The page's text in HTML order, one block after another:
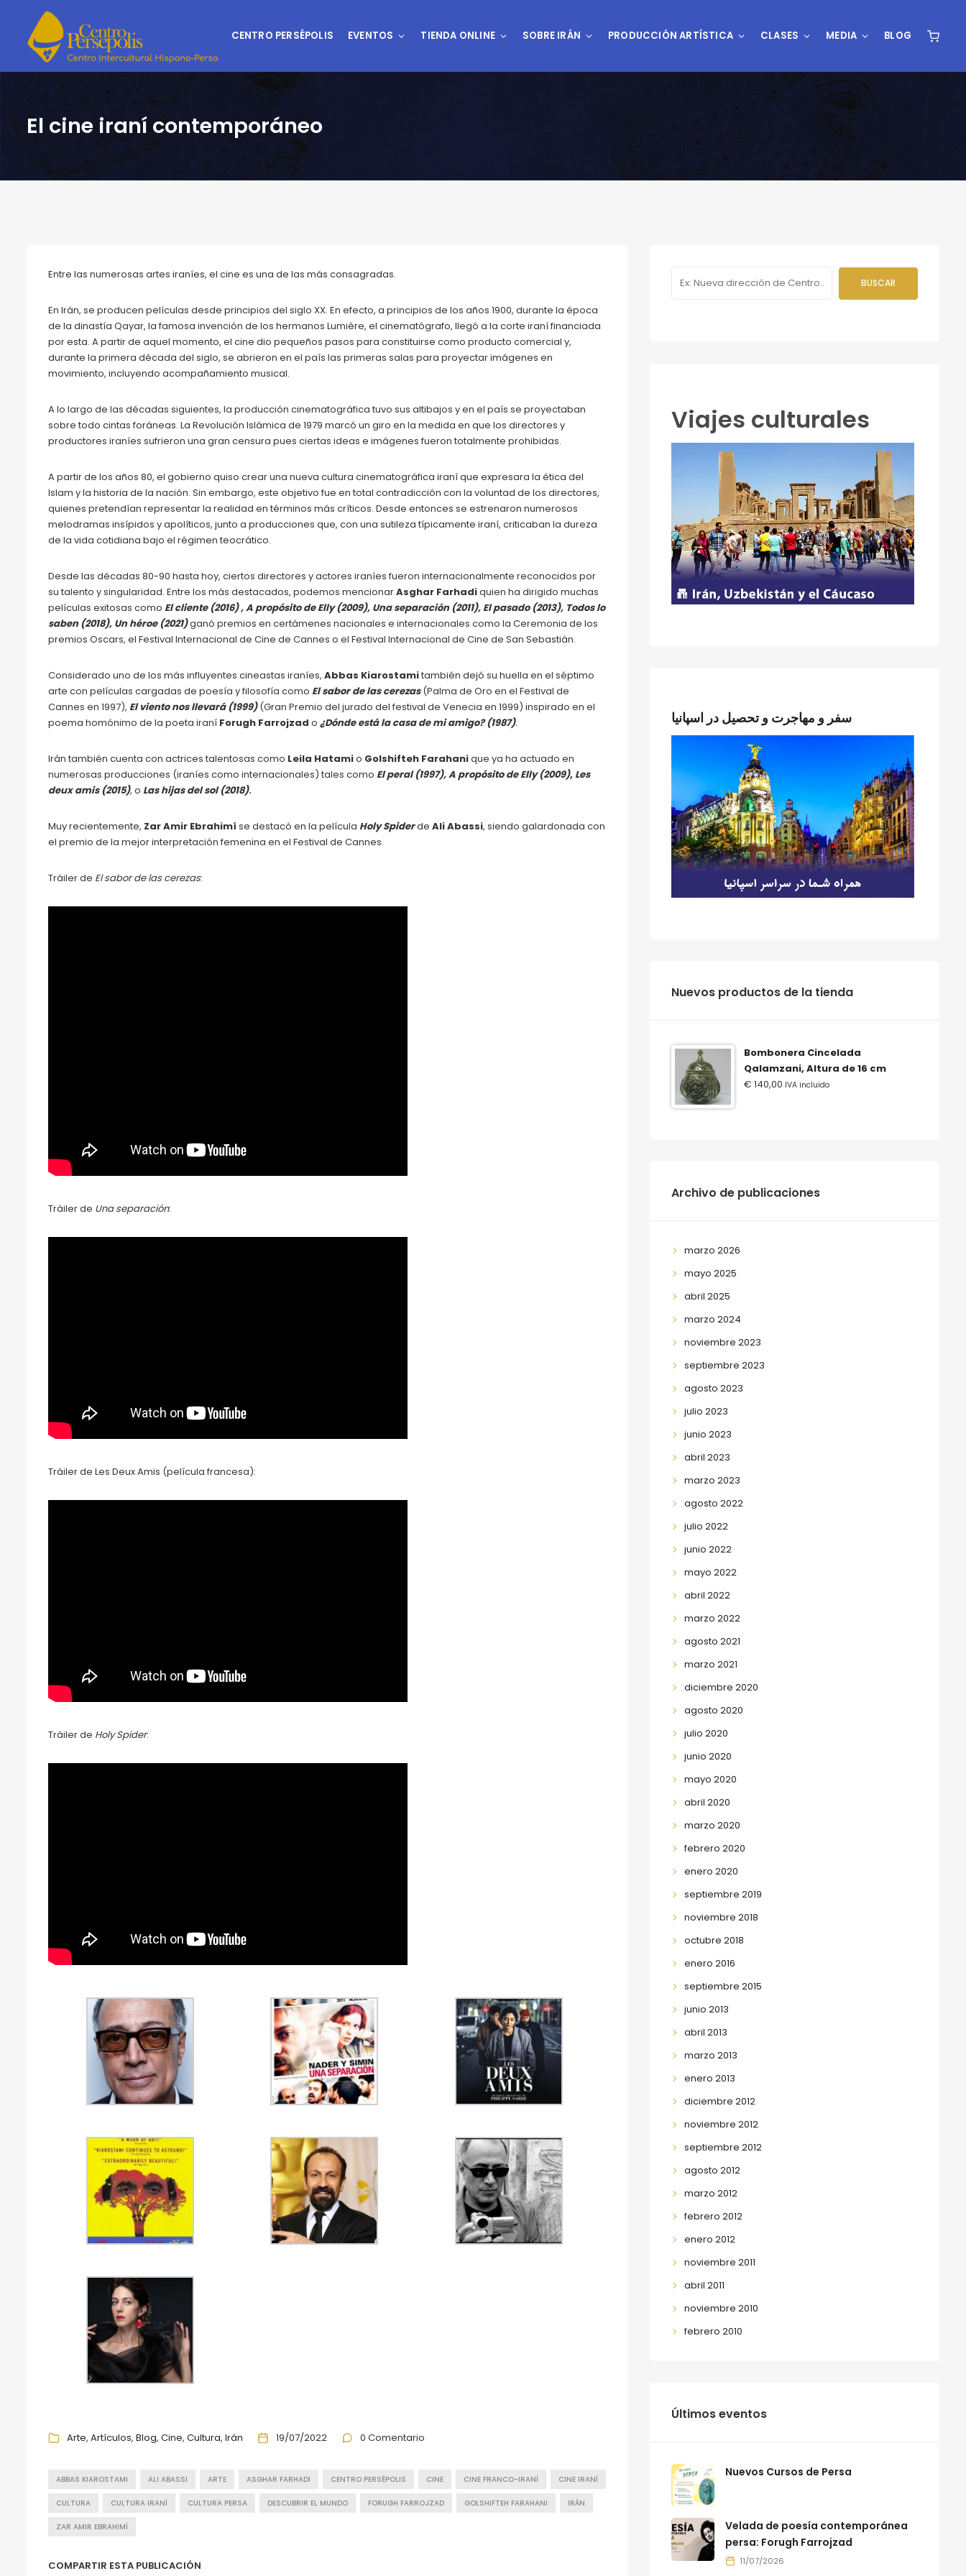
CENTRO PERSÉPOLIS EVENTOS TIENDA ONLINE SOBRE IRÁN PRODUCCIÓN ARTÍSTICA CLASES MEDIA BLOG
El cine iraní contemporáneo
Entre las numerosas artes iraníes, el cine es una de las más consagradas.
En Irán, se producen películas desde principios del siglo XX. En efecto, a principios de los años 1900, durante la época
de la dinastía Qayar, la famosa invención de los hermanos Lumière, el cinematógrafo, llegó a la corte iraní financiada
por esta. A partir de aquel momento, el cine dio pequeños pasos para constituirse como producto comercial y,
durante la primera década del siglo, se abrieron en el país las primeras salas para proyectar imágenes en
movimiento, incluyendo acompañamiento musical.
A lo largo de las décadas siguientes, la producción cinematográfica tuvo sus altibajos y en el país se proyectaban
sobre todo cintas foráneas. La Revolución Islámica de 1979 marcó un giro en la medida en que los directores y
productores iraníes sufrieron una gran censura pues ciertas ideas e imágenes fueron totalmente prohibidas.
A partir de los años 80, el gobierno quiso crear una nueva cultura cinematográfica iraní que expresara la ética del
Islam y la historia de la nación. Sin embargo, este objetivo fue en total contradicción con la voluntad de los directores,
quienes pretendían representar la realidad en términos más críticos. Desde entonces se estrenaron numerosos
melodramas insípidos y apolíticos, junto a producciones que, con una sutileza típicamente iraní, criticaban la dureza
de la vida cotidiana bajo el régimen teocrático.
Desde las décadas 80-90 hasta hoy, ciertos directores y actores iraníes fueron internacionalmente reconocidos por
su talento y singularidad. Entre los más destacados, podemos mencionarAsghar Farhadiquien ha dirigido muchas
películas exitosas como El cliente (2016) ,A propósito de Elly (2009), Una separación (2011), El pasado (2013), Todos lo
saben (2018), Un héroe (2021)ganó premios en certámenes nacionales e internacionales como la Ceremonia de los
premios Oscars, el Festival Internacional de Cine de Cannes o el Festival Internacional de Cine de San Sebastián.
Considerado uno de los más influyentes cineastas iraníes, Abbas Kiarostamitambién dejó su huella en el séptimo
arte con películas cargadas de poesía y filosofía como El sabor de las cerezas(Palma de Oro en el Festival de
Cannes en 1997), El viento nos llevará (1999) (Gran Premio del jurado del festival de Venecia en 1999) inspirado en el
poema homónimo de la poeta iraní Forugh Farrojzad o ¿Dónde está la casa de mi amigo? (1987).
Irán también cuenta con actrices talentosas como Leila Hatamio Golshifteh Farahanique ya ha actuado en
numerosas producciones (iraníes como internacionales) tales como El peral (1997),A propósito de Elly (2009), Les
deux amis (2015),o Las hijas del sol (2018).
Muy recientemente, Zar Amir Ebrahimí se destacó en la película Holy Spiderde Ali Abassi, siendo galardonada con
el premio de la mejor interpretación femenina en el Festival de Cannes.
Tráiler de El sabor de las cerezas:
Tráiler de Una separación:
Tráiler de Les Deux Amis (película francesa):
Tráiler de Holy Spider:
Arte Artículos Blog Cine Cultura Irán 19/07/2022 0 Comentario
ABBAS KIAROSTAMI ALI ABASSI ARTE ASGHAR FARHADI CENTRO PERSÉPOLIS CINE CINE FRANCO-IRANÍ CINE IRANÍ
CULTURA CULTURA IRANÍ CULTURA PERSA DESCUBRIR EL MUNDO FORUGH FARROJZAD GOLSHIFTEH FARAHANI IRÁN
ZAR AMIR EBRAHIMÍ
COMPARTIR ESTA PUBLICACIÓN
Viajes culturales
سفر و مهاجرت و تحصیل در اسپانیا
‫‪Nuevos‬‬ ‫‪productos‬‬ ‫‪de‬‬ ‫‪la‬‬ ‫‪tienda‬‬
Bombonera Cincelada
Qalamzani, Altura de 16 cm
€ 140,00 IVA incluido
Archivo de publicaciones
marzo 2026
mayo 2025
abril 2025
marzo 2024
noviembre 2023
septiembre 2023
agosto 2023
julio 2023
junio 2023
abril 2023
marzo 2023
agosto 2022
julio 2022
junio 2022
mayo 2022
abril 2022
marzo 2022
agosto 2021
marzo 2021
diciembre 2020
agosto 2020
julio 2020
junio 2020
mayo 2020
abril 2020
marzo 2020
febrero 2020
enero 2020
septiembre 2019
noviembre 2018
octubre 2018
enero 2016
septiembre 2015
junio 2013
abril 2013
marzo 2013
enero 2013
diciembre 2012
noviembre 2012
septiembre 2012
agosto 2012
marzo 2012
febrero 2012
enero 2012
noviembre 2011
abril 2011
noviembre 2010
febrero 2010
Últimos eventos
Nuevos Cursos de Persa
Velada de poesía contemporánea
persa: Forugh Farrojzad
11/07/2026